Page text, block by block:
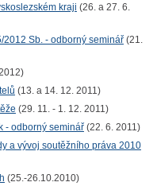
kraji (26. a 27. 6.
2012 Sb. - odborný seminář(21.
(13. a 14. 12. 2011)
(29. 11. - 1. 12. 2011)
- odborný seminář(22. 6. 2011)
a vývoj soutěžního práva 2010
(25.-26.10.2010)